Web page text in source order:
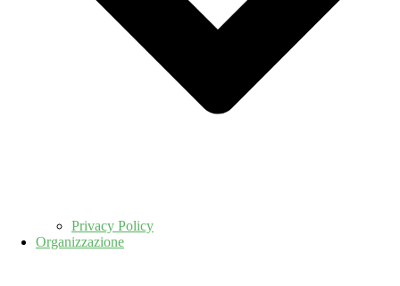
Privacy Policy
Organizzazione